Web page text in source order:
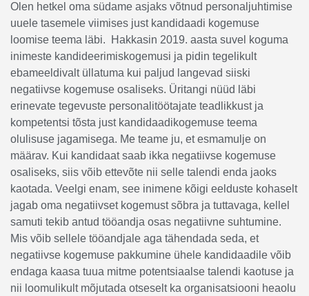
Olen hetkel oma südame asjaks võtnud personaljuhtimise
uuele tasemele viimises just kandidaadi kogemuse
loomise teema läbi. Hakkasin 2019. aasta suvel koguma
inimeste kandideerimiskogemusi ja pidin tegelikult
ebameeldivalt üllatuma kui paljud langevad siiski
negatiivse kogemuse osaliseks. Üritangi nüüd läbi
erinevate tegevuste personalitöötajate teadlikkust ja
kompetentsi tõsta just kandidaadikogemuse teema
olulisuse jagamisega. Me teame ju, et esmamulje on
määrav. Kui kandidaat saab ikka negatiivse kogemuse
osaliseks, siis võib ettevõte nii selle talendi enda jaoks
kaotada. Veelgi enam, see inimene kõigi eelduste kohaselt
jagab oma negatiivset kogemust sõbra ja tuttavaga, kellel
samuti tekib antud tööandja osas negatiivne suhtumine.
Mis võib sellele tööandjale aga tähendada seda, et
negatiivse kogemuse pakkumine ühele kandidaadile võib
endaga kaasa tuua mitme potentsiaalse talendi kaotuse ja
nii loomulikult mõjutada otseselt ka organisatsiooni heaolu